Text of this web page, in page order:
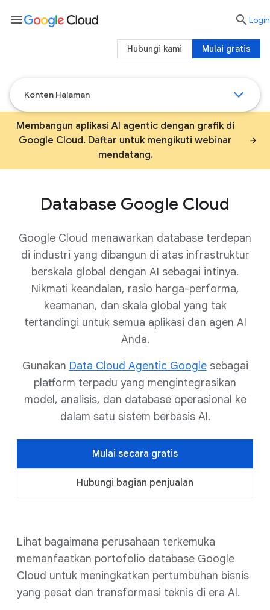
Konten Halaman
Membangun aplikasi AI agentic dengan grafik di
Google Cloud. Daftar untuk mengikuti webinar
mendatang.
Database Google Cloud
Google Cloud menawarkan database terdepan
di industri yang dibangun di atas infrastruktur
berskala global dengan AI sebagai intinya.
Nikmati keandalan, rasio harga-performa,
keamanan, dan skala global yang tak
tertandingi untuk semua aplikasi dan agen AI
Anda.
Gunakan Data Cloud Agentic Googlesebagai
platform terpadu yang mengintegrasikan
model, analisis, dan database operasional ke
dalam satu sistem berbasis AI.
Mulai secara gratis
Hubungi bagian penjualan
Lihat bagaimana perusahaan terkemuka
memanfaatkan portofolio database Google
Cloud untuk meningkatkan pertumbuhan bisnis
yang pesat dan transformasi teknis di era AI.
menu  Login
Mulai gratis
Hubungi kami